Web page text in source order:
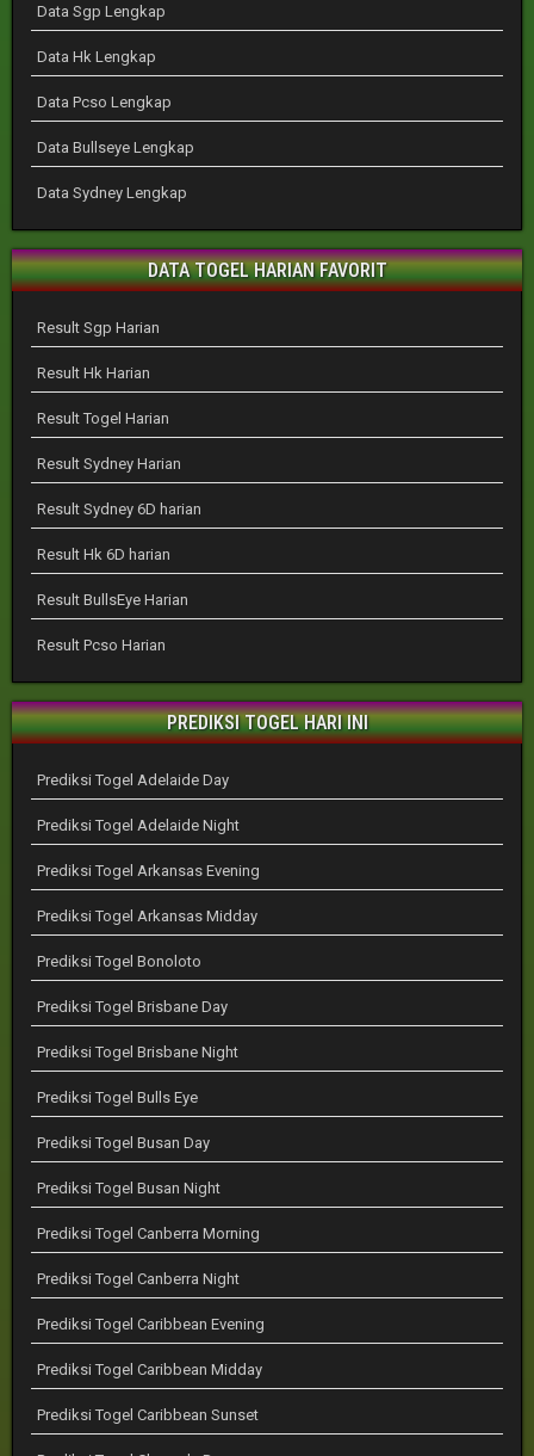
Data Sgp Lengkap
Data Hk Lengkap
Data Pcso Lengkap
Data Bullseye Lengkap
Data Sydney Lengkap
DATA TOGEL HARIAN FAVORIT
Result Sgp Harian
Result Hk Harian
Result Togel Harian
Result Sydney Harian
Result Sydney 6D harian
Result Hk 6D harian
Result BullsEye Harian
Result Pcso Harian
PREDIKSI TOGEL HARI INI
Prediksi Togel Adelaide Day
Prediksi Togel Adelaide Night
Prediksi Togel Arkansas Evening
Prediksi Togel Arkansas Midday
Prediksi Togel Bonoloto
Prediksi Togel Brisbane Day
Prediksi Togel Brisbane Night
Prediksi Togel Bulls Eye
Prediksi Togel Busan Day
Prediksi Togel Busan Night
Prediksi Togel Canberra Morning
Prediksi Togel Canberra Night
Prediksi Togel Caribbean Evening
Prediksi Togel Caribbean Midday
Prediksi Togel Caribbean Sunset